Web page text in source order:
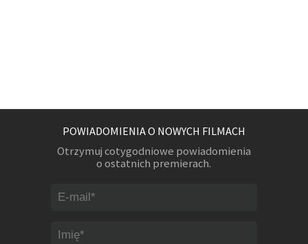
POWIADOMIENIA O NOWYCH FILMACH
Otrzymuj cotygodniowe powiadomienia
o ostatnich premierach.